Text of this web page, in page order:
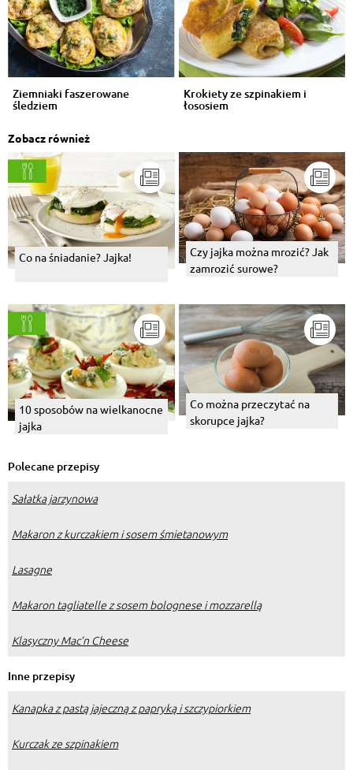
Ziemniaki faszerowane
śledziem
Krokiety ze szpinakiem i
łososiem
Zobacz również
Co na śniadanie? Jajka!
Czy jajka można mrozić? Jak
zamrozić surowe?
10 sposobów na wielkanocne
jajka
Co można przeczytać na
skorupce jajka?
Polecane przepisy
Sałatka jarzynowa
Makaron z kurczakiem i sosem śmietanowym
Lasagne
Makaron tagliatelle z sosem bolognese i mozzarellą
Klasyczny Mac’n Cheese
Inne przepisy
Kanapka z pastą jajeczną z papryką i szczypiorkiem
Kurczak ze szpinakiem